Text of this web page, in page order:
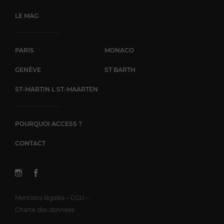
LE MAG
PARIS MONACO
GENÈVE ST BARTH
ST-MARTIN L ST-MAARTEN
POURQUOI ACCESS ?
CONTACT
Mentions légales – CGU –
Charte des données